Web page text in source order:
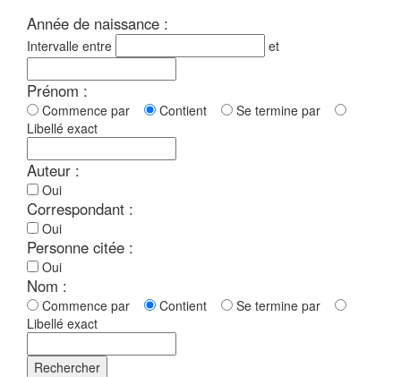
Année de naissance :
Intervalle entre et
Prénom :
Commence par Contient
Se termine par
Libellé exact
Auteur :
Oui
Correspondant :
Oui
Personne citée :
Oui
Nom :
Commence par Contient
Se termine par
Libellé exact
Rechercher